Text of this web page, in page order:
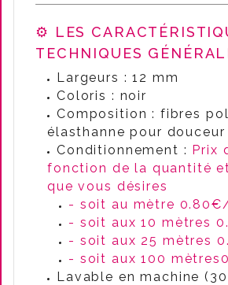
⚙️ LES
TECHNIQUES
Largeurs : 12 mm
Coloris : noir
Composition : fibres
élasthanne pour
Conditionnement : Prix
fonction de la quantité
que vous désires
- soit au mètre
- soit aux 10 mètres
- soit aux 25 mètres
- soit aux 100
Lavable en machine